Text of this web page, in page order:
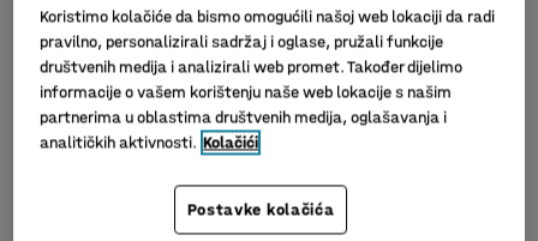
Koristimo kolačiće da bismo omogućili našoj web lokaciji da radi
pravilno, personalizirali sadržaj i oglase, pružali funkcije
društvenih medija i analizirali web promet. Također dijelimo
informacije o vašem korištenju naše web lokacije s našim
partnerima u oblastima društvenih medija, oglašavanja i
analitičkih aktivnosti. Kolačići
Postavke kolačića